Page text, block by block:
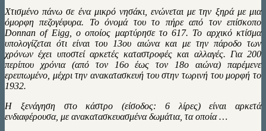
Χτισμένο πάνω σε ένα μικρό νησάκι, ενώνεται με την ξηρά με μια
όμορφη πεζογέφυρα. Το όνομά του το πήρε από τον επίσκοπο
Donnan of Eigg, ο οποίος μαρτύρησε το 617. Το αρχικό κτίσμα
υπολογίζεται ότι είναι του 13ου αιώνα και με την πάροδο των
χρόνων έχει υποστεί αρκετές καταστροφές και αλλαγές. Για 200
περίπου χρόνια (από τον 16ο έως τον 18ο αιώνα) παρέμενε
ερειπωμένο, μέχρι την ανακατασκευή του στην τωρινή του μορφή το
1932.
Η ξενάγηση στο κάστρο (είσοδος: 6 λίρες) είναι αρκετά
ενδιαφέρουσα, με ανακατασκευασμένα δωμάτια, τα οποία …